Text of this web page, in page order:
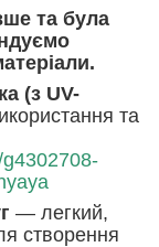
та була
(з UV-
та
— легкий,
створення